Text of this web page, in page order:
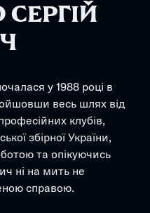
у 1988 році в
весь шлях від
клубів,
збірної України,
та опікуючись
ні на мить не
справою.